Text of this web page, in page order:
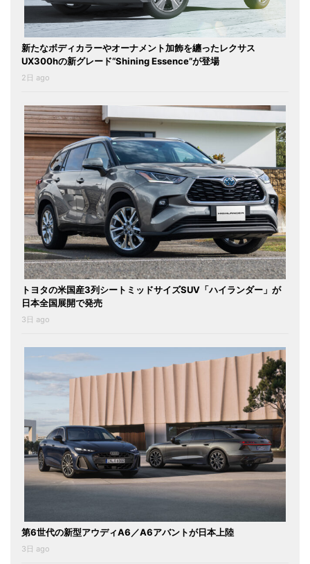
新たなボディカラーやオーナメント加飾を纏ったレクサス
UX300hの新グレード“Shining Essence”が登場
2日 ago
トヨタの米国産3列シートミッドサイズSUV「ハイランダー」が
日本全国展開で発売
3日 ago
第6世代の新型アウディA6／A6アバントが日本上陸
3日 ago